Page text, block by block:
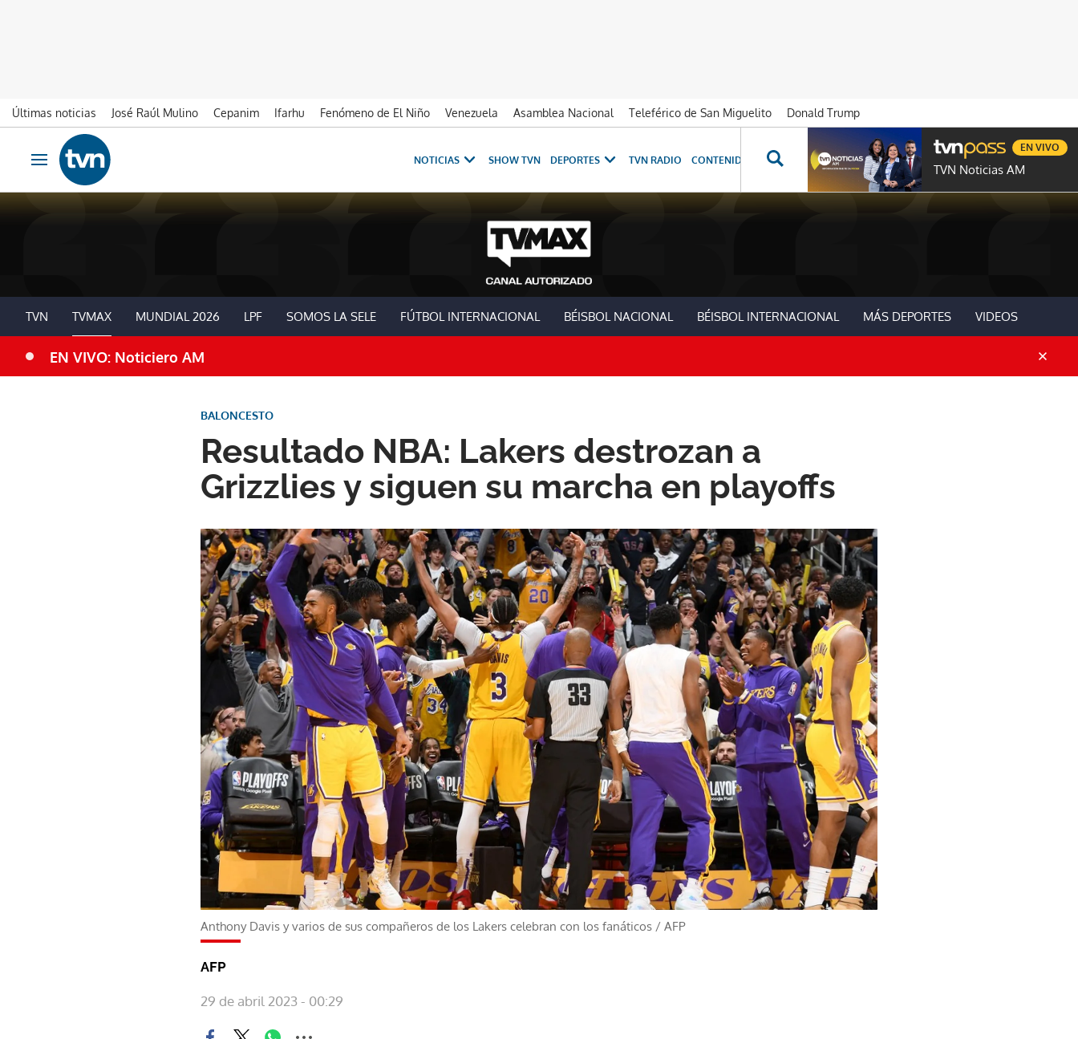
Últimas noticias José Raúl Mulino Cepanim Ifarhu Fenómeno de El Niño Venezuela Asamblea Nacional Teleférico de San Miguelito
Donald Trump
Ir al contenido
Obrir navegació
NOTICIAS SHOW TVN DEPORTES TVN RADIO CONTENIDOS ESPECIALES NOVELAS PROGRAMAS GENTE TVN
TVN Noticias AM
EN VIVO
TVN TVMAX MUNDIAL 2026 LPF SOMOS LA SELE FÚTBOL INTERNACIONAL BÉISBOL NACIONAL BÉISBOL INTERNACIONAL MÁS DEPORTES VIDEOS
EN VIVO: Noticiero AM
Resultado NBA: Lakers destrozan a
Grizzlies y siguen su marcha en playoffs
BALONCESTO
Anthony Davis y varios de sus compañeros de los Lakers celebran con los fanáticos / AFP
AFP
29 de abril 2023 - 00:29